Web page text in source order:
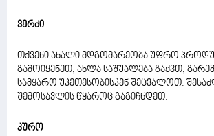
ვერძი
თქვენი ახალი მდგომარეობა უფრო
გამოიყენეთ, ახლა საშუალება გაქვთ,
სამყარო უკეთესობისკენ შეცვალოთ.
შემოსავლის წყაროც გაგიჩნდეთ.
კურო